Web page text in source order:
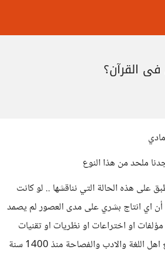
في القرآن؟
ملحد من هذا النوع
على هذه الحالة التي نناقشها .. لو كانت
أن اي انتاج بشري على مدى العصور لم يصمد
او اختراعات او نظريات او تقنيات
..الخ .. البشر دائماً يتعلمون من تجارب بعض ويبنون عليها شيئ افضل .. لماذا لم يحدث هذا مع اهل اللغة والادب والفصاحة منذ 1400 سنة